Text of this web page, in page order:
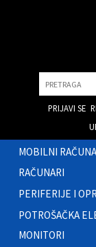
PRIJAVI SE
MOBILNI
RAČUNARI
PERIFERIJE I
POTROŠAČKA
MONITORI